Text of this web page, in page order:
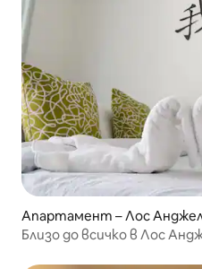
Апартамент – Лос
Близо до всичко в Лос